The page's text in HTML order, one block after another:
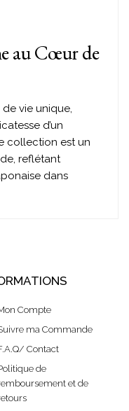
au Cœur de
vie unique,
d’un
collection est un
reflétant
dans
Compte
ma Commande
Contact
de
et de